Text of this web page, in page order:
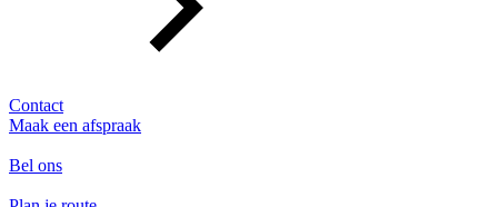
Contact
Maak een afspraak
Bel ons